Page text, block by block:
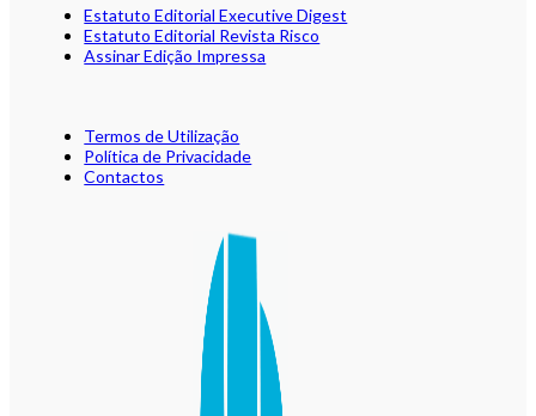
Estatuto Editorial Executive Digest
Estatuto Editorial Revista Risco
Assinar Edição Impressa
Termos de Utilização
Política de Privacidade
Contactos